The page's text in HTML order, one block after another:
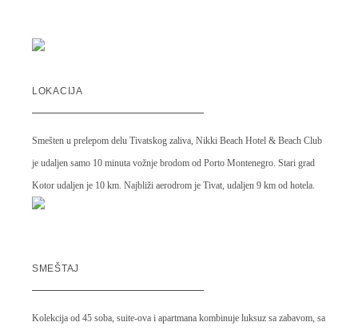
LOKACIJA
Smešten u prelepom delu Tivatskog zaliva, Nikki Beach Hotel & Beach Club
je udaljen samo 10 minuta vožnje brodom od Porto Montenegro. Stari grad
Kotor udaljen je 10 km. Najbliži aerodrom je Tivat, udaljen 9 km od hotela.
SMEŠTAJ
Kolekcija od 45 soba, suite-ova i apartmana kombinuje luksuz sa zabavom, sa